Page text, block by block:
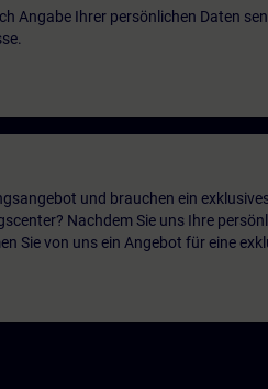
Angabe Ihrer persönlichen Daten
und brauchen ein
Nachdem Sie uns Ihre
Sie von uns ein Angebot für eine